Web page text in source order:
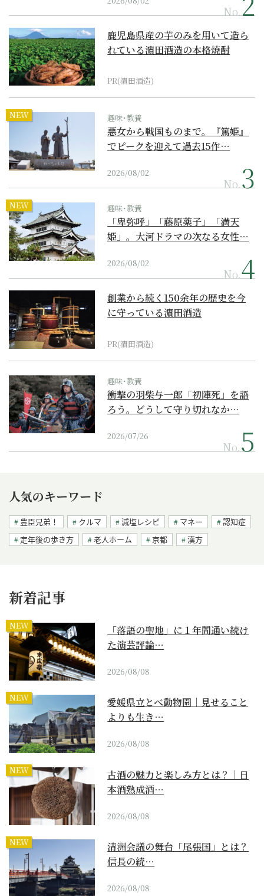
No.
鹿児島県産の芋のみを用いて造ら
れている濵田酒造の本格焼酎
PR(濵田酒造)
NEW 趣味･教養
悪女から戦国ものまで。『篤姫』
でピークを迎えて過去15作…
2026/08/02
No.
NEW 趣味･教養
「卑弥呼」「藤原薬子」「満天
姫」。大河ドラマの次なる女性…
2026/08/02
No.
創業から続く150余年の歴史を今
に守っている濵田酒造
PR(濵田酒造)
趣味･教養
衝撃の羽柴与一郎「初陣死」を語
ろう。どうして守り切れなか…
2026/07/26
No.
人気のキーワード
豊臣兄弟！ クルマ 減塩レシピ マネー
認知症
定年後の歩き方
老人ホーム 京都 漢方
新着記事
NEW
「落語の聖地」に１年間通い続け
た演芸評論…
2026/08/08
NEW
愛媛県立とべ動物園｜見せること
よりも生き…
2026/08/08
NEW
古酒の魅力と楽しみ方とは？｜日
本酒熟成酒…
2026/08/08
NEW
清洲会議の舞台「尾張国」とは？
信長の統…
2026/08/08